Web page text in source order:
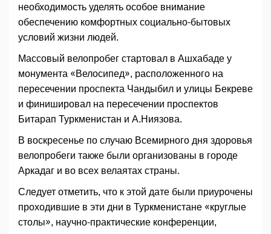
необходимость уделять особое внимание
обеспечению комфортных социально-бытовых
условий жизни людей.
Массовый велопробег стартовал в Ашхабаде у
монумента «Велосипед», расположенного на
пересечении проспекта Чандыбил и улицы Бекреве
и финишировал на пересечении проспектов
Битарап Туркменистан и А.Ниязова.
В воскресенье по случаю Всемирного дня здоровья
велопробеги также были организованы в городе
Аркадаг и во всех велаятах страны.
Следует отметить, что к этой дате были приурочены
проходившие в эти дни в Туркменистане «круглые
столы», научно-практические конференции,